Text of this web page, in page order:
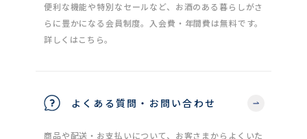
便利な機能や特別なセールなど、お酒のある暮らしがさ
らに豊かになる会員制度。入会費・年間費は無料です。
詳しくはこちら。
よくある質問・お問い合わせ
商品や配送・お支払いについて、お客さまからよくいた